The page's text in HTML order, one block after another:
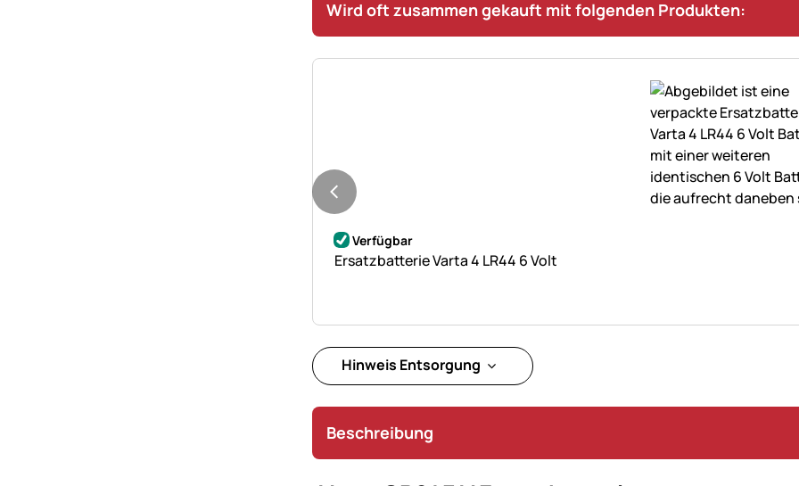
Wird oft zusammen gekauft mit folgenden Produkten:
Noch keine Bewertungen abgegeben
Verfügbar
Ersatzbatterie Varta 4 LR44 6 Volt
Hinweis Entsorgung
Beschreibung